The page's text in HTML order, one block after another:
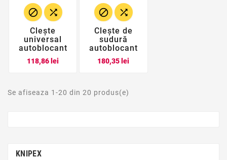
 
Clește
universal
autoblocant
118,86 lei
 
Clește de
sudură
autoblocant
180,35 lei
Se afiseaza 1-20 din 20 produs(e)
KNIPEX